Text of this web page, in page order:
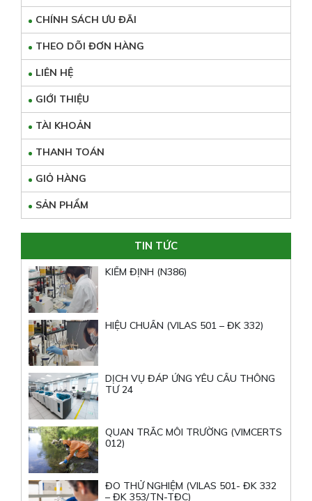
CHÍNH SÁCH ƯU ĐÃI
THEO DÕI ĐƠN HÀNG
LIÊN HỆ
GIỚI THIỆU
TÀI KHOẢN
THANH TOÁN
GIỎ HÀNG
SẢN PHẨM
TIN TỨC
KIỂM ĐỊNH (N386)
HIỆU CHUẨN (VILAS 501 – ĐK 332)
DỊCH VỤ ĐÁP ỨNG YÊU CẦU THÔNG
TƯ 24
QUAN TRẮC MÔI TRƯỜNG (VIMCERTS
012)
ĐO THỬ NGHIỆM (VILAS 501- ĐK 332
– ĐK 353/TN-TĐC)